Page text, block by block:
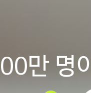
만 명